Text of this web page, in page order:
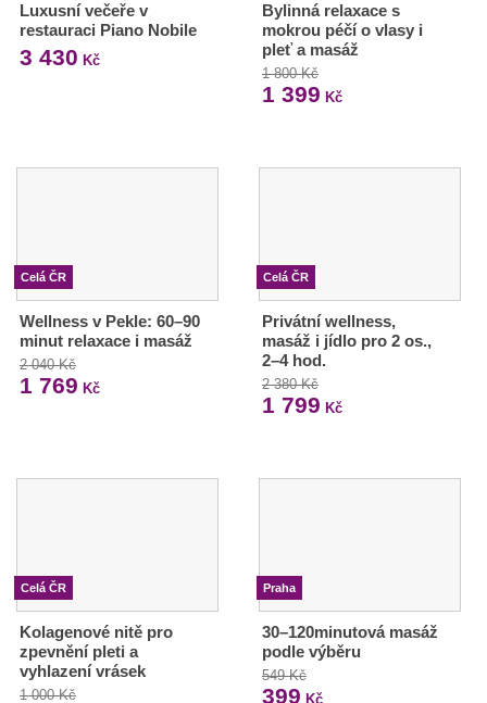
Luxusní večeře v
restauraci Piano Nobile
3 430 Kč
Bylinná relaxace s
mokrou péčí o vlasy i
pleť a masáž
1 800 Kč
1 399 Kč
Celá ČR
Wellness v Pekle: 60–90
minut relaxace i masáž
2 040 Kč
1 769 Kč
Celá ČR
Privátní wellness,
masáž i jídlo pro 2 os.,
2–4 hod.
2 380 Kč
1 799 Kč
Celá ČR
Kolagenové nitě pro
zpevnění pleti a
vyhlazení vrásek
1 000 Kč
Praha
30–120minutová masáž
podle výběru
549 Kč
399 Kč